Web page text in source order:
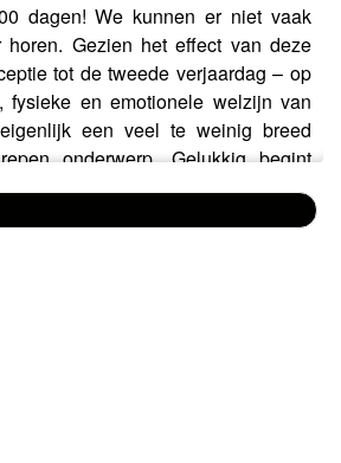
dagen! We kunnen er niet vaak
horen. Gezien het effect van deze
tot de tweede verjaardag – op
fysieke en emotionele welzijn van
een veel te weinig breed
onderwerp. Gelukkig begint
zowel bij ouders (to be) als in
zijn ook, logischerwijs, nog steeds